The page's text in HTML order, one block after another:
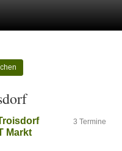
3 Termine
Markt